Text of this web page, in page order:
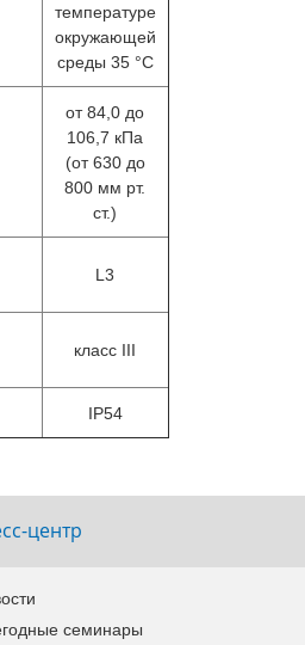
температуре
окружающей
среды 35 °С
от 84,0 до
106,7 кПа
(от 630 до
800 мм рт.
ст.)
L3
класс III
IР54
центр
семинары